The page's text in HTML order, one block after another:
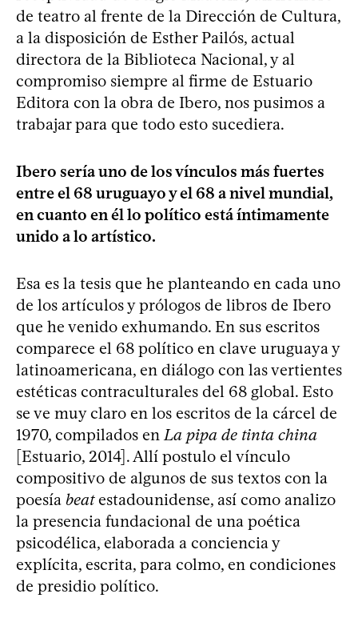
de teatro al frente de la Dirección de Cultura,
a la disposición de Esther Pailós, actual
directora de la Biblioteca Nacional, y al
compromiso siempre al firme de Estuario
Editora con la obra de Ibero, nos pusimos a
trabajar para que todo esto sucediera.
Ibero sería uno de los vínculos más fuertes
entre el 68 uruguayo y el 68 a nivel mundial,
en cuanto en él lo político está íntimamente
unido a lo artístico.
Esa es la tesis que he planteando en cada uno
de los artículos y prólogos de libros de Ibero
que he venido exhumando. En sus escritos
comparece el 68 político en clave uruguaya y
latinoamericana, en diálogo con las vertientes
estéticas contraculturales del 68 global. Esto
se ve muy claro en los escritos de la cárcel de
1970, compilados en La pipa de tinta china
[Estuario, 2014]. Allí postulo el vínculo
compositivo de algunos de sus textos con la
poesía beatestadounidense, así como analizo
la presencia fundacional de una poética
psicodélica, elaborada a conciencia y
explícita, escrita, para colmo, en condiciones
de presidio político.